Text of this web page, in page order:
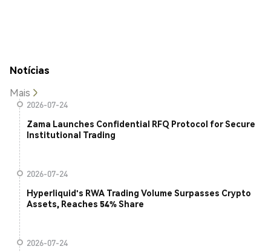
Notícias
Mais
2026-07-24
Zama Launches Confidential RFQ Protocol for Secure
Institutional Trading
2026-07-24
Hyperliquid's RWA Trading Volume Surpasses Crypto
Assets, Reaches 54% Share
2026-07-24